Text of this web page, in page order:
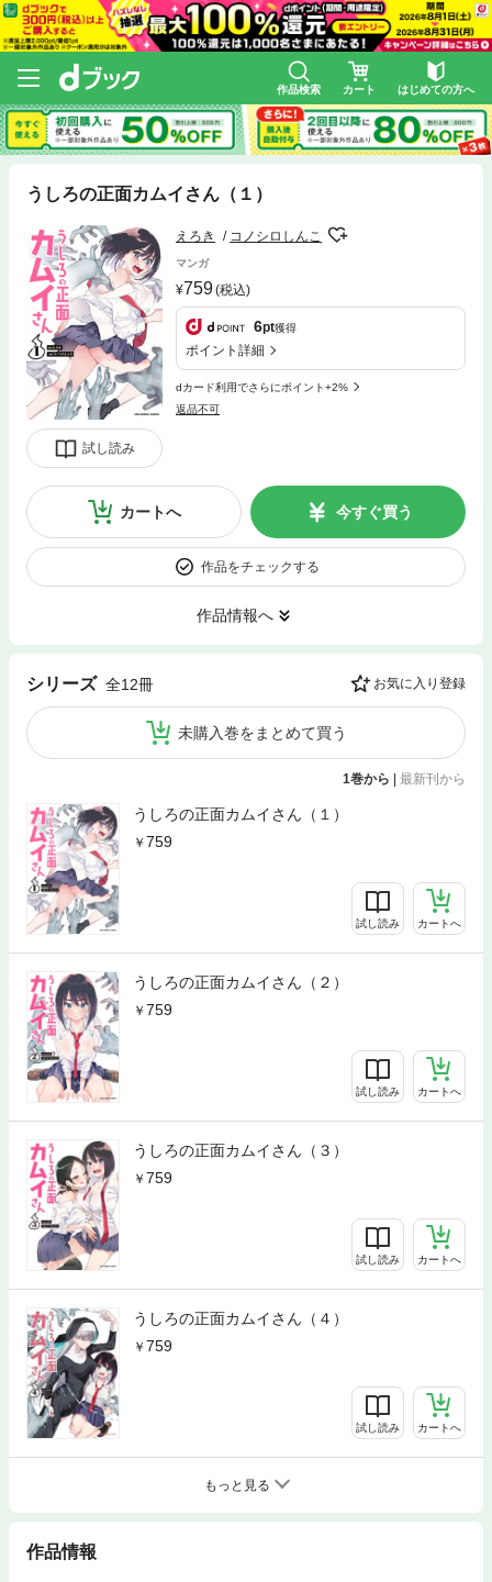
作品検索 カート はじめての方へ
うしろの正面カムイさん（１）
試し読み
えろき コノシロしんこ
マンガ
759(税込)
6pt獲得
ポイント詳細
dカード利用でさらにポイント+2%
返品不可
カートへ 今すぐ買う
作品をチェックする
作品情報へ
シリーズ 全12冊 お気に入り登録
未購入巻をまとめて買う
1巻から | 最新刊から
うしろの正面カムイさん（１）
759
試し読み カートへ
うしろの正面カムイさん（２）
759
試し読み カートへ
うしろの正面カムイさん（３）
759
試し読み カートへ
うしろの正面カムイさん（４）
759
試し読み カートへ
もっと見る
作品情報